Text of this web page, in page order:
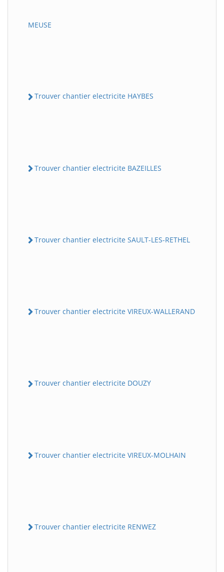
MEUSE
Trouver chantier electricite HAYBES
Trouver chantier electricite BAZEILLES
Trouver chantier electricite SAULT-LES-RETHEL
Trouver chantier electricite VIREUX-WALLERAND
Trouver chantier electricite DOUZY
Trouver chantier electricite VIREUX-MOLHAIN
Trouver chantier electricite RENWEZ